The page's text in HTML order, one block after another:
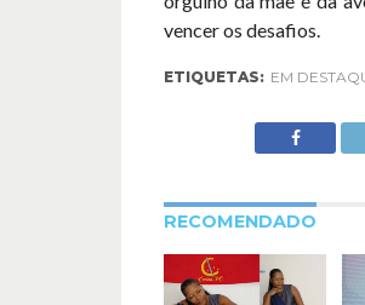
vencer os desafios.
ETIQUETAS: EM
RECOMENDADO